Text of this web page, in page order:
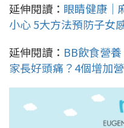
延伸閱讀： 眼睛健康｜
小心 5大方法預防子女
延伸閱讀： BB飲食營
家長好頭痛？4個增加